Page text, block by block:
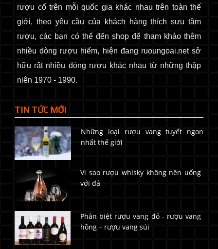
rượu cổtrên mỗi quốc gia khác nhau trên toàn thế
giới, theo yêu cầu của khách hàng thích sưu tầm
rượu, các bạn có thể đến shop để tham khảo thêm
nhiều dòng rượu hiếm, hiện đang ruoungoai.net sở
hữu rất nhiều dòng rượu khác nhau từ những thập
niên 1970 - 1990.
TIN TỨC MỚI
Những loại rượu vang tuyết ngon
nhất thế giới
Vì sao rượu whisky không nên uống
với đá
Phân biệt rượu vang đỏ - rượu vang
hồng – rượu vang sủi